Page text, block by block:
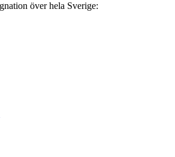
över hela Sverige: